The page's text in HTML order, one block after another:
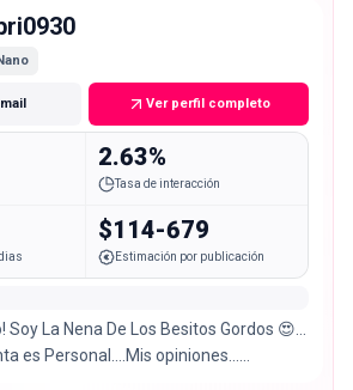
Ver perfil completo
2.63%
Tasa de interacción
$114-679
Estimación por publicación
Soy La Nena De Los Besitos Gordos 😍…
es Personal….Mis opiniones…